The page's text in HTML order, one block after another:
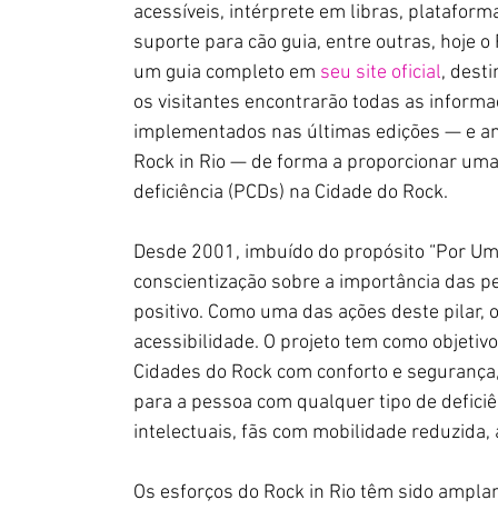
acessíveis, intérprete em libras,
suporte para cão guia, entre outras, hoje
um guia completo em seu site oficial,
os visitantes encontrarão todas as
implementados nas últimas edições — e
Rock in Rio — de forma a proporcionar
deficiência (PCDs) na Cidade do Rock.
Desde 2001, imbuído do propósito “Por
conscientização sobre a importância das
positivo. Como uma das ações deste
acessibilidade. O projeto tem como
Cidades do Rock com conforto e
para a pessoa com qualquer tipo de
intelectuais, fãs com mobilidade
Os esforços do Rock in Rio têm sido